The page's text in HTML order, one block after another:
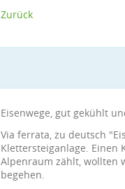
Zurück
Eisenwege, gut gekühlt
Via ferrata, zu deutsch
Klettersteiganlage. Einen
Alpenraum zählt, wollten
begehen.